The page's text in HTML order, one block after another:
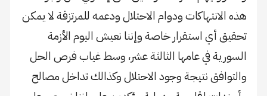
هذه الانتهاكات ودوام الاحتلال ودعمه للمرتزقة لا يمكن
تحقيق أي استقرار خاصة وإننا نعيش اليوم الأزمة
السورية في عامها الثالثة عشر، وسط غياب فرص الحل
والتوافق نتيجة وجود الاحتلال وكذالك تداخل مصالح